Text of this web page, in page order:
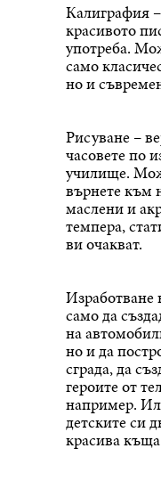
Калиграфия
красивото
употреба.
само
но и
Рисуване –
часовете по
училище.
върнете към
маслени и
темпера,
ви очакват.
само да
на
но и да
сграда, да
героите от
например.
детските си
красива